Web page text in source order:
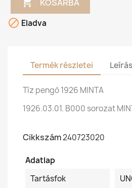
KOSÁRBA
 Eladva
Termék részletei Leírás
Tíz pengő 1926 MINTA
1926.03.01. B000 sorozat
Cikkszám240723020
Adatlap
Tartásfok